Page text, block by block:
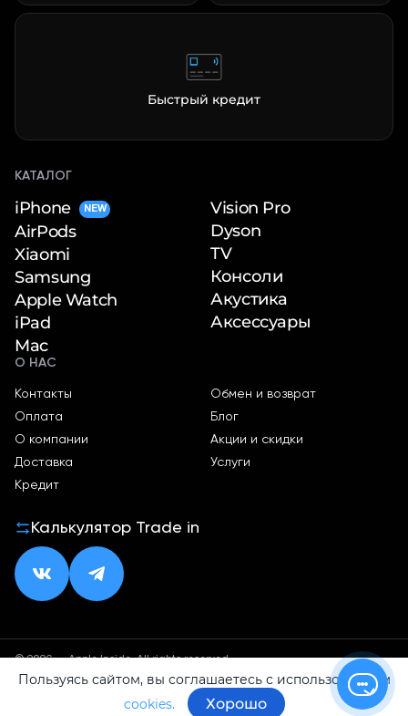
Быстрый кредит
КАТАЛОГ
iPhone NEW
AirPods
Xiaomi
Samsung
Apple Watch
iPad
Mac
Vision Pro
Dyson
TV
Консоли
Акустика
Аксессуары
О НАС
Контакты
Оплата
О компании
Доставка
Кредит
Обмен и возврат
Блог
Акции и скидки
Услуги
Калькулятор Trade in
© 2026 — Apple Inside. All rights reserved.
Политика конфиденциальностиОферта
Пользуясь сайтом, вы соглашаетесь с использованием
cookies.
Хорошо